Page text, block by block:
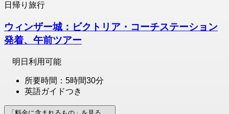
日帰り旅行
ウィンザー城：ビクトリア・コーチステーション
発着、午前ツアー
明日利用可能
所要時間：5時間30分
英語ガイドつき